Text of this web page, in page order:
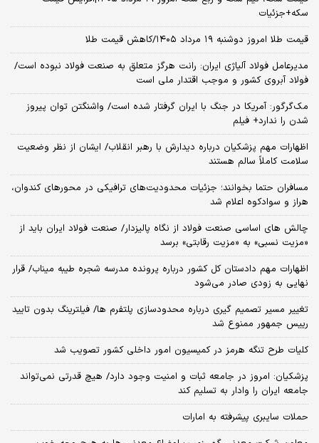
سکه+جزئیات
قیمت طلا امروز دوشنبه ۱۹ مرداد ۱۴۰۵/کاهش قیمت طلا
مدیرعامل فولاد آلیاژی ایران: رانت هرگز متعلق به صنعت فولاد نبوده است/
فولاد آبروی کشور و موجب اقتدار ملی است
مک‌گرگور: آمریکا در جنگ با ایران گرفتار شده است/ واشنگتن توان پیروز
شدن را ندارد+ فیلم
اظهارات مهم پزشکیان درباره دیدارش با رهبر انقلاب/ ایشان از نظر وضعیت
سلامت کاملاً سالم هستند
مسافران حتما بخوانند؛ جزئیات محدودیت‌های ترافیکی در محورهای کندوان،
هراز و سوادکوه اعلام شد
چالش‌ های اساسی صنعت فولاد از نگاه پالیزدار/ صنعت فولاد ایران باید از
«مزیت نسبی» به «مزیت رقابتی» برسد
اظهارات مهم دادستان کل کشور درباره پرونده مدرسه شجره طیبه میناب/ قرار
نهایی به زودی صادر می‌شود
تغییر مسیر تصمیم گیری درباره محدودسازی پلتفرم ها/ فیلترینگ بدون تایید
رییس جمهور ممنوع شد
کلیات طرح تنگه هرمز در کمیسیون امور داخلی کشور تصویب شد
پزشکیان: امروز در جامعه ثبات و امنیت وجود دارد/ هیچ قدرتی نمی‌تواند
جامعه ایران را وادار به تسلیم کند
حملات سایبری پیشرفته به امارات